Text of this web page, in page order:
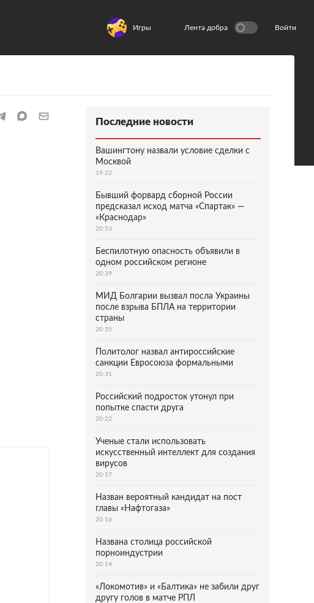
Игры Лента добра Войти
Последние новости
Вашингтону назвали условие сделки с
Москвой
19:22
Бывший форвард сборной России
предсказал исход матча «Спартак» —
«Краснодар»
20:53
Беспилотную опасность объявили в
одном российском регионе
20:39
МИД Болгарии вызвал посла Украины
после взрыва БПЛА на территории
страны
20:35
Политолог назвал антироссийские
санкции Евросоюза формальными
20:31
Российский подросток утонул при
попытке спасти друга
20:22
Ученые стали использовать
искусственный интеллект для создания
вирусов
20:17
Назван вероятный кандидат на пост
главы «Нафтогаза»
20:16
Названа столица российской
порноиндустрии
20:14
«Локомотив» и «Балтика» не забили друг
другу голов в матче РПЛ